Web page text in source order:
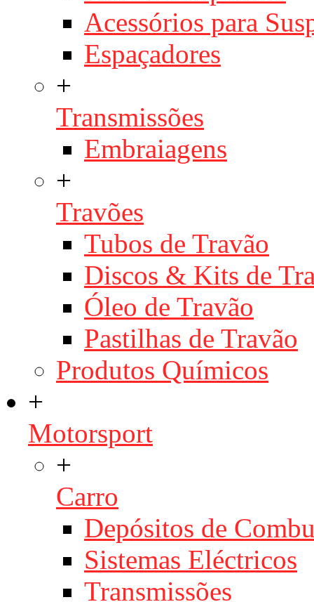
Acessórios para
Espaçadores
+
Transmissões
Embraiagens
+
Travões
Tubos de Travão
Discos & Kits de
Óleo de Travão
Pastilhas de Travão
Produtos Químicos
+
Motorsport
+
Carro
Depósitos de
Sistemas Eléctricos
Transmissões